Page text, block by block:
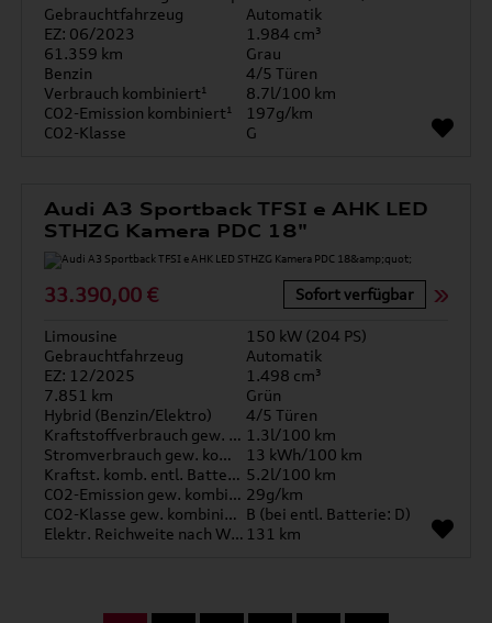
Gebrauchtfahrzeug
Automatik
EZ: 06/2023
1.984 cm³
61.359 km
Grau
Benzin
4/5 Türen
Verbrauch kombiniert¹
8.7l/100 km
CO2-Emission kombiniert¹
197g/km
CO2-Klasse
G
Audi A3 Sportback TFSI e AHK LED
STHZG Kamera PDC 18"
33.390,00 € Sofort verfügbar
Limousine
150 kW (204 PS)
Gebrauchtfahrzeug
Automatik
EZ: 12/2025
1.498 cm³
7.851 km
Grün
Hybrid (Benzin/Elektro)
4/5 Türen
Kraftstoffverbrauch gew. kombiniert 1.3l/100 km
Stromverbrauch gew. kombiniert
13 kWh/100 km
Kraftst. komb. entl. Batterie 5.2l/100 km
CO2-Emission gew. kombiniert 29g/km
CO2-Klasse gew. kombiniert B (bei entl. Batterie: D)
Elektr. Reichweite nach WLTP* 131 km